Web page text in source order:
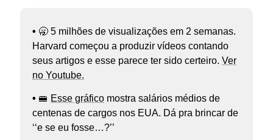
• 🥱 5 milhões de visualizações em 2 semanas.
Harvard começou a produzir vídeos contando
seus artigos e esse parece ter sido certeiro. Ver
no Youtube.
• 🚝 Esse gráfico mostra salários médios de
centenas de cargos nos EUA. Dá pra brincar de
‘‘e se eu fosse…?’’